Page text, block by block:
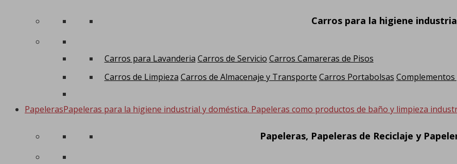
Carros para la higiene
Carros para Lavanderia Carros de Servicio Carros Camareras de Pisos
Carros de Limpieza Carros de Almacenaje y Transporte Carros Portabolsas
PapelerasPapeleras para la higiene industrial y doméstica. Papeleras como productos de baño y limpieza
Papeleras, Papeleras de Reciclaje y